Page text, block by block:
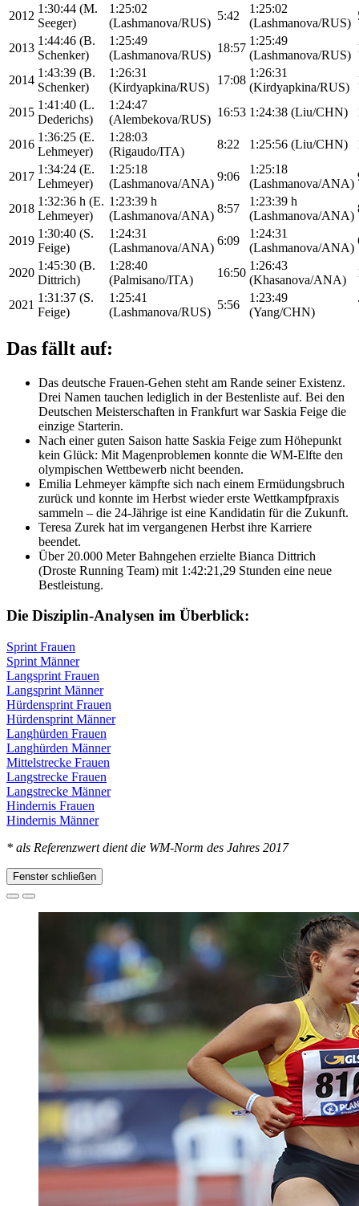
2012
1:30:44 (M.
Seeger)
1:25:02
(Lashmanova/RUS)
5:42
1:25:02
(Lashmanova/RUS)
2013
1:44:46 (B.
Schenker)
1:25:49
(Lashmanova/RUS)
18:57
1:25:49
(Lashmanova/RUS)
2014
1:43:39 (B.
Schenker)
1:26:31
(Kirdyapkina/RUS)
17:08
1:26:31
(Kirdyapkina/RUS)
2015
1:41:40 (L.
Dederichs)
1:24:47
(Alembekova/RUS)
16:53 1:24:38 (Liu/CHN)
2016
1:36:25 (E.
Lehmeyer)
1:28:03
(Rigaudo/ITA)
8:22 1:25:56 (Liu/CHN)
2017
1:34:24 (E.
Lehmeyer)
1:25:18
(Lashmanova/ANA)
9:06
1:25:18
(Lashmanova/ANA)
2018
1:32:36 h (E.
Lehmeyer)
1:23:39 h
(Lashmanova/ANA)
8:57
1:23:39 h
(Lashmanova/ANA)
2019
1:30:40 (S.
Feige)
1:24:31
(Lashmanova/ANA)
6:09
1:24:31
(Lashmanova/ANA)
2020
1:45:30 (B.
Dittrich)
1:28:40
(Palmisano/ITA)
16:50
1:26:43
(Khasanova/ANA)
2021
1:31:37 (S.
Feige)
1:25:41
(Lashmanova/RUS)
5:56
1:23:49
(Yang/CHN)
Das fällt auf:
Das deutsche Frauen-Gehen steht am Rande seiner Existenz.
Drei Namen tauchen lediglich in der Bestenliste auf. Bei den
Deutschen Meisterschaften in Frankfurt war Saskia Feige die
einzige Starterin.
Nach einer guten Saison hatte Saskia Feige zum Höhepunkt
kein Glück: Mit Magenproblemen konnte die WM-Elfte den
olympischen Wettbewerb nicht beenden.
Emilia Lehmeyer kämpfte sich nach einem Ermüdungsbruch
zurück und konnte im Herbst wieder erste Wettkampfpraxis
sammeln – die 24-Jährige ist eine Kandidatin für die Zukunft.
Teresa Zurek hat im vergangenen Herbst ihre Karriere
beendet.
Über 20.000 Meter Bahngehen erzielte Bianca Dittrich
(Droste Running Team) mit 1:42:21,29 Stunden eine neue
Bestleistung.
Die Disziplin-Analysen im Überblick:
Sprint Frauen
Sprint Männer
Langsprint Frauen
Langsprint Männer
Hürdensprint Frauen
Hürdensprint Männer
Langhürden Frauen
Langhürden Männer
Mittelstrecke Frauen
Langstrecke Frauen
Langstrecke Männer
Hindernis Frauen
Hindernis Männer
* als Referenzwert dient die WM-Norm des Jahres 2017
Fenster schließen